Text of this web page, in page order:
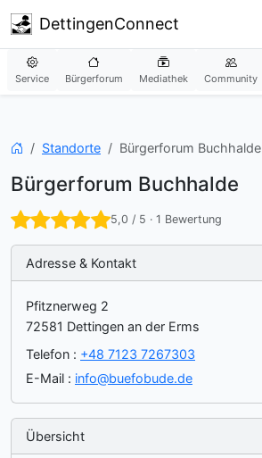
DettingenConnect
Service Bürgerforum Mediathek Community
Startseite
Standorte Bürgerforum Buchhalde
Bürgerforum Buchhalde
5,0 / 5 · 1 Bewertung
Adresse & Kontakt
Pfitznerweg 2
72581 Dettingen an der Erms
Telefon : +48 7123 7267303
E-Mail : info@buefobude.de
Übersicht